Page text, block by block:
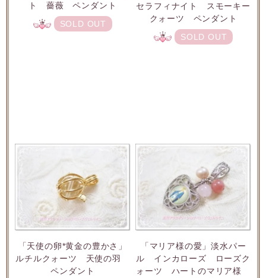
ト 薔薇 ペンダント
SOLD OUT
セラフィナイト スモーキー
クォーツ ペンダント
SOLD OUT
「天使の卵*黄金の豊かさ」
ルチルクォーツ 天使の羽
ペンダント
「マリア様の愛」淡水パー
ル インカローズ ローズク
ォーツ ハートのマリア様